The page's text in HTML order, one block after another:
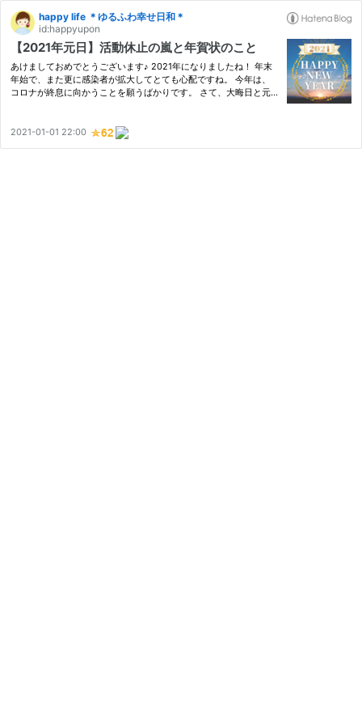
happy life ＊ゆるふわ幸せ日和＊
id:happyupon
【2021年元日】活動休止の嵐と年賀状のこと
あけましておめでとうございます♪ 2021年になりましたね！ 年末
年始で、また更に感染者が拡大してとても心配ですね。 今年は、
コロナが終息に向かうことを願うばかりです。 さて、大晦日と元
2021-01-01 22:00